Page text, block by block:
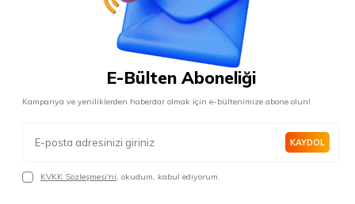
E-Bülten Aboneliği
Kampanya ve yeniliklerden haberdar olmak için e-bültenimize abone olun!
KAYDOL
KVKK Sözleşmesi'ni, okudum, kabul ediyorum.